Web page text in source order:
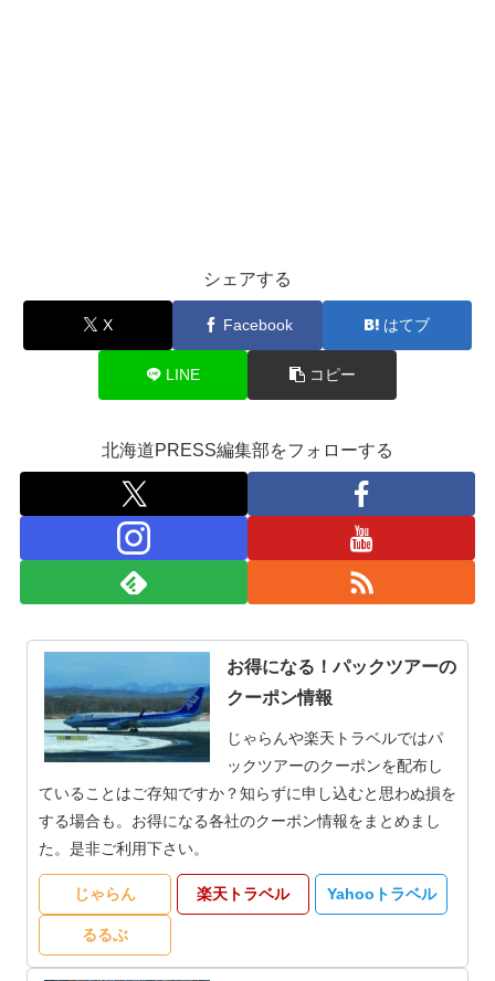
シェアする
X Facebook はてブ
LINE コピー
北海道PRESS編集部をフォローする
お得になる！パックツアーの
クーポン情報
じゃらんや楽天トラベルではパ
ックツアーのクーポンを配布し
ていることはご存知ですか？知らずに申し込むと思わぬ損を
する場合も。お得になる各社のクーポン情報をまとめまし
た。是非ご利用下さい。
じゃらん 楽天トラベル Yahooトラベル
るるぶ